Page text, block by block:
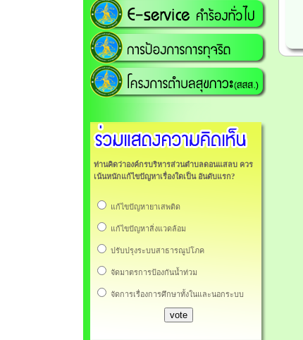
ท่านคิดว่าองค์กรบริหารส่วนตำบลดอนแสลบ ควร
เน้นหนักแก้ไขปัญหาเรื่องใดเป็น อันดับแรก?
แก้ไขปัญหายาเสพติด
แก้ไขปัญหาสิ่งแวดล้อม
ปรับปรุงระบบสาธารณูปโภค
จัดมาตรการป้องกันน้ำท่วม
จัดการเรื่องการศึกษาทั้งในและนอกระบบ